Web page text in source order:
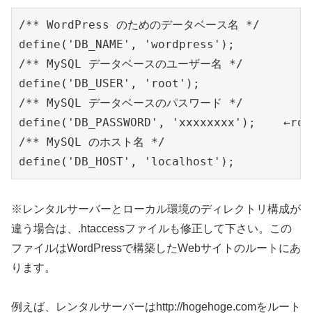
/** WordPress のためのデータベース名 */
define('DB_NAME', 'wordpress');           ←
/** MySQL データベースのユーザー名 */
define('DB_USER', 'root');
/** MySQL データベースのパスワード */
define('DB_PASSWORD', 'xxxxxxxx');    ←root
/** MySQL のホスト名 */
※レンタルサーバーとローカル環境のディレクトリ構成が
違う場合は、.htaccessファイルも修正して下さい。この
ファイルはWordPressで構築したWebサイトのルートにあ
ります。
例えば、レンタルサーバーはhttp://hogehoge.comをルート